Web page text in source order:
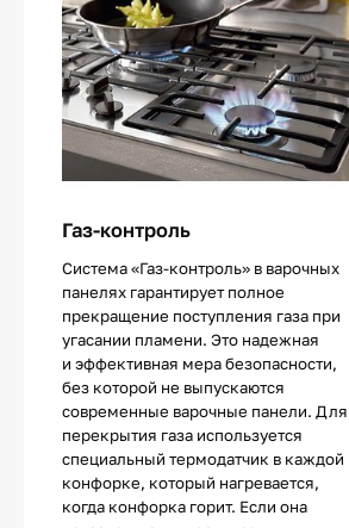
Газ-контроль
Система «Газ-контроль» в варочных
панелях гарантирует полное
прекращение поступления газа при
угасании пламени. Это надежная
и эффективная мера безопасности,
без которой не выпускаются
современные варочные панели. Для
перекрытия газа используется
специальный термодатчик в каждой
конфорке, который нагревается,
когда конфорка горит. Если она